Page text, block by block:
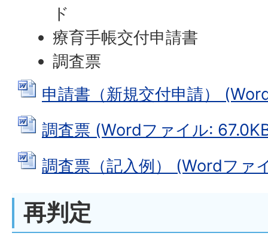
ド
療育手帳交付申請書
調査票
申請書（新規交付申請）
調査票 (Wordファイル:
調査票（記入例） (Wordファ
再判定